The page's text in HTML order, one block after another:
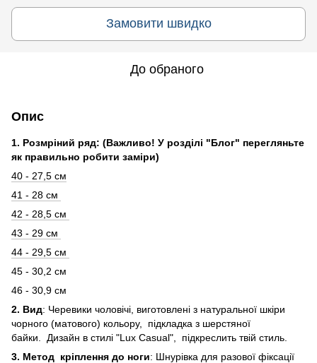
Замовити швидко
До обраного
Опис
1. Розмріний ряд: (Важливо! У розділі "Блог" перегляньте
як правильно робити заміри)
40 - 27,5 см
41 - 28 см
42 - 28,5 см
43 - 29 см
44 - 29,5 см
45 - 30,2 см
46 - 30,9 см
2. Вид: Черевики чоловічі, виготовлені з натуральної шкіри
чорного (матового) кольору, підкладка з шерстяної
байки. Дизайн в стилі "Lux Casual", підкреслить твій стиль.
3. Метод кріплення до ноги: Шнурівка для разової фіксації